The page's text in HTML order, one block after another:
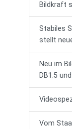
Bildkraft
Stabiles
stellt
Neu im
DB1.5
Vom